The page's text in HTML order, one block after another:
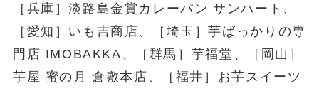
［兵庫］淡路島金賞カレーパン サンハート、
［愛知］いも吉商店、［埼玉］芋ばっかりの専
門店 IMOBAKKA、［群馬］芋福堂、［岡山］
芋屋 蜜の月 倉敷本店、［福井］お芋スイーツ